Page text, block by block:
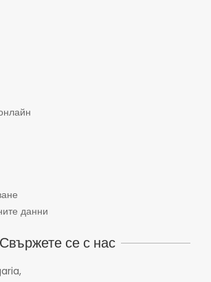
данни
Свържете се с нас